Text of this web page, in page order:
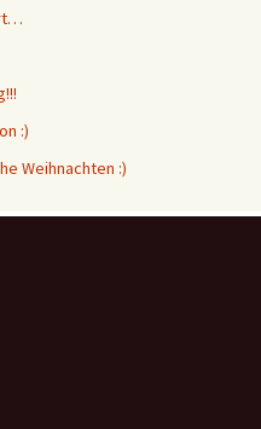
:)
Weihnachten :)